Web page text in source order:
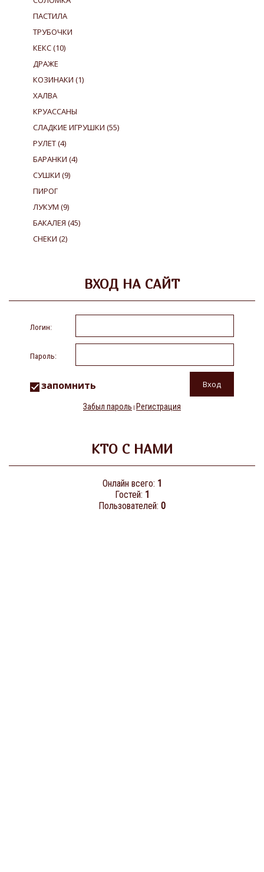
ПАСТИЛА
ТРУБОЧКИ
КЕКС(10)
ДРАЖЕ
КОЗИНАКИ (1)
ХАЛВА
КРУАССАНЫ
СЛАДКИЕ ИГРУШКИ (55)
РУЛЕТ(4)
БАРАНКИ (4)
СУШКИ (9)
ПИРОГ
ЛУКУМ (9)
БАКАЛЕЯ (45)
СНЕКИ (2)
ВХОД НА САЙТ
Логин:
Пароль:
запомнить
Забыл пароль | Регистрация
КТО С НАМИ
Онлайн всего: 1
Гостей: 1
Пользователей: 0